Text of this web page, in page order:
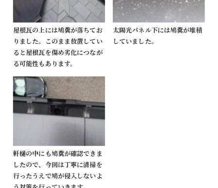
屋根瓦の上には鳩糞が落ちてお
りました。このまま放置してい
ると屋根瓦を傷め劣化につなが
る可能性もあります。
太陽光パネル下には鳩糞が堆積
していました。
軒樋の中にも鳩糞が確認できま
したので、今回は丁寧に清掃を
行ったうえで鳩が侵入しないよ